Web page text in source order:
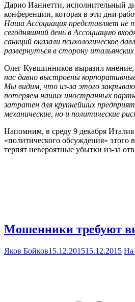
Дарио Ианнетти, исполнительный
конференции, которая в эти дни
Наша Ассоциация представляет не
сегодняшний день в Ассоциацию
санкций оказали психологическое
развернуться в сторону
Олег Кувшинников выразил мнение,
нас давно выстроены
Мы видим, что из-за этого
потеряем наших иностранных
затратен для крупнейших
механические, но и политические
Напомним, в среду 9 декабря
«политического обсуждения»
терпят невероятные убытки из-за
Мошенники требуют
Яков Бойков15.12.201515.12.2015 На